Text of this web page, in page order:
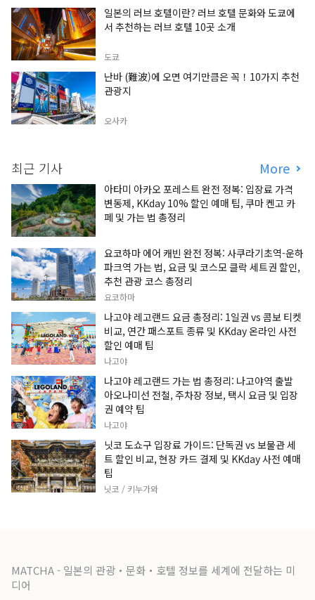
일본의 러브 호텔이란? 러브 호텔 문화와 도쿄에
서 추천하는 러브 호텔 10곳 소개
도쿄
난바 (難波)에 오면 여기만큼은 꼭！10가지 추천
관광지
오사카
최근 기사 More
아타미 아카오 포레스트 완전 정복: 입장료 가격
변동제, KKday 10% 할인 예매 팁, 쿠마 켄고 카
페 및 가는 법 총정리
요코하마 에어 캐빈 완전 정복: 사쿠라기초역-운하
파크역 가는 법, 요금 및 코스모 클락 세트권 할인,
추천 관광 코스 총정리
요코하마
나고야 레고랜드 요금 총정리: 1일권 vs 콤보 티켓
비교, 연간 패스포트 종류 및 KKday 온라인 사전
할인 예매 팁
나고야
나고야 레고랜드 가는 법 총정리: 나고야역 출발
아오나미선 전철, 주차장 정보, 택시 요금 및 입장
권 예약 팁
나고야
닛코 도쇼구 입장료 가이드: 단독권 vs 보물관 세
트 할인 비교, 현장 카드 결제 및 KKday 사전 예매
팁
닛코 / 키누가와
MATCHA - 일본의 관광・문화・호텔 정보를 세계에 전달하는 미
디어